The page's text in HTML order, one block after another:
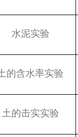
水泥实验
的含水率实验
土的击实实验